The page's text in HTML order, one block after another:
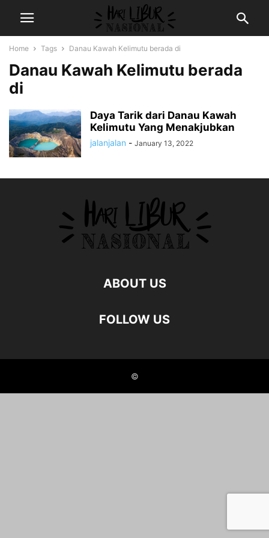
Home Tags Danau Kawah Kelimutu berada di
Danau Kawah Kelimutu berada
di
Daya Tarik dari Danau Kawah
Kelimutu Yang Menakjubkan
jalanjalan - January 13, 2022
ABOUT US
FOLLOW US
©